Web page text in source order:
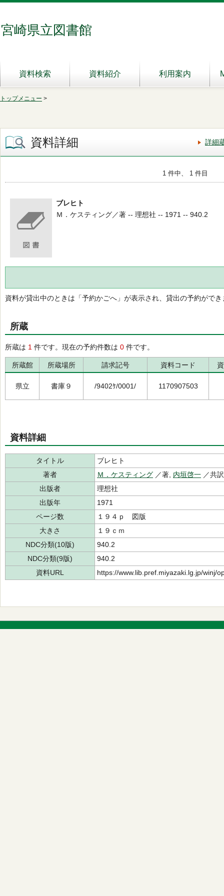
宮崎県立図書館
資料検索 資料紹介 利用案内
トップメニュー >
資料詳細 詳細
1 件中、 1 件目
ブレヒト
Ｍ．ケスティング／著 -- 理想社 -- 1971 -- 940.2
資料が貸出中のときは「予約かごへ」が表示され、貸出の予約ができ
所蔵
所蔵は 1 件です。現在の予約件数は 0 件です。
所蔵館 所蔵場所 請求記号 資料コード
県立 書庫９ /9402ｹ/0001/ 1170907503
資料詳細
タイトル
ブレヒト
著者
Ｍ．ケスティング ／著, 内垣啓一 ／共
出版者
理想社
出版年
1971
ページ数
１９４ｐ 図版
大きさ
１９ｃｍ
NDC分類(10版)
940.2
NDC分類(9版)
940.2
資料URL
https://www.lib.pref.miyazaki.lg.jp/winj/